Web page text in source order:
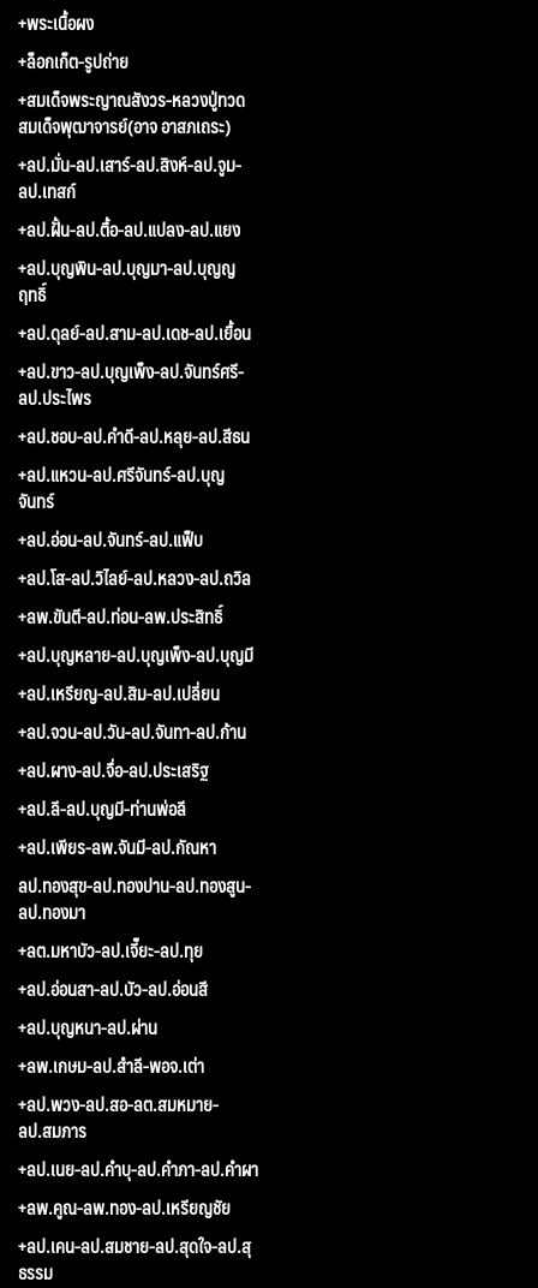
+พระเนื้อผง
+ล็อกเก็ต-รูปถ่าย
+สมเด็จพระญาณสังวร-หลวงปู่ทวด
สมเด็จพุฒาจารย์(อาจ อาสภเถระ)
+ลป.มั่น-ลป.เสาร์-ลป.สิงห์-ลป.จูม-
ลป.เทสก์
+ลป.ฝั้น-ลป.ตื้อ-ลป.แปลง-ลป.แยง
+ลป.บุญพิน-ลป.บุญมา-ลป.บุญญ
ฤทธิ์
+ลป.ดุลย์-ลป.สาม-ลป.เดช-ลป.เยื้อน
+ลป.ขาว-ลป.บุญเพ็ง-ลป.จันทร์ศรี-
ลป.ประไพร
+ลป.ชอบ-ลป.คำดี-ลป.หลุย-ลป.สีธน
+ลป.แหวน-ลป.ศรีจันทร์-ลป.บุญ
จันทร์
+ลป.อ่อน-ลป.จันทร์-ลป.แฟ็บ
+ลป.โส-ลป.วิไลย์-ลป.หลวง-ลป.ถวิล
+ลพ.ขันตี-ลป.ท่อน-ลพ.ประสิทธิ์
+ลป.บุญหลาย-ลป.บุญเพ็ง-ลป.บุญมี
+ลป.เหรียญ-ลป.สิม-ลป.เปลี่ยน
+ลป.จวน-ลป.วัน-ลป.จันทา-ลป.ก้าน
+ลป.ผาง-ลป.จื่อ-ลป.ประเสริฐ
+ลป.ลี-ลป.บุญมี-ท่านพ่อลี
+ลป.เพียร-ลพ.จันมี-ลป.กัณหา
ลป.ทองสุข-ลป.ทองปาน-ลป.ทองสูน-
ลป.ทองมา
+ลต.มหาบัว-ลป.เจี๊ยะ-ลป.ทุย
+ลป.อ่อนสา-ลป.บัว-ลป.อ่อนสี
+ลป.บุญหนา-ลป.ผ่าน
+ลพ.เกษม-ลป.สำลี-พอจ.เต่า
+ลป.พวง-ลป.สอ-ลต.สมหมาย-
ลป.สมภาร
+ลป.เนย-ลป.คำบุ-ลป.คำภา-ลป.คำผา
+ลพ.คูณ-ลพ.ทอง-ลป.เหรียญชัย
+ลป.เคน-ลป.สมชาย-ลป.สุดใจ-ลป.สุ
ธรรม